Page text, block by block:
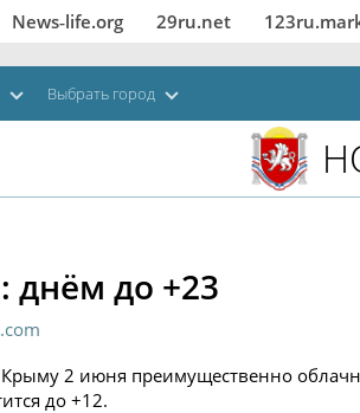
News‑life.org 29ru.net
Выбрать город
днём до +23
2 июня преимущественно
до +12.